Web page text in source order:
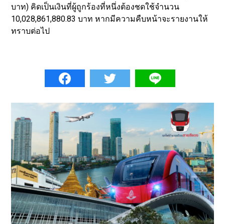
บาท) คิดเป็นเงินที่ผู้ถูกร้องที่หนึ่งต้องชดใช้จำนวน
10,028,861,880.83 บาท หากมีความคืบหน้าจะรายงานให้
ทราบต่อไป